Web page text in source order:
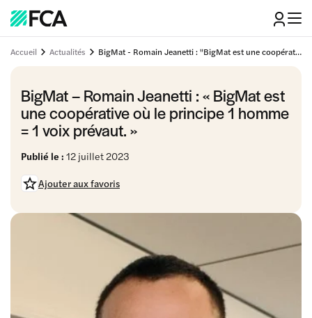
Accueil Actualités BigMat - Romain Jeanetti : "BigMat est une coopérative où le principe 1 homme = 1 voix prévaut."
BigMat – Romain Jeanetti : « BigMat est
une coopérative où le principe 1 homme
= 1 voix prévaut. »
Publié le : 12 juillet 2023
Ajouter aux favoris